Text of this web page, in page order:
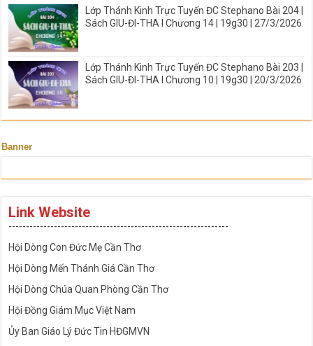
Lớp Thánh Kinh Trực Tuyến ĐC Stephano Bài 204 |
Sách GIU-ĐI-THA I Chương 14 | 19g30 | 27/3/2026
Lớp Thánh Kinh Trực Tuyến ĐC Stephano Bài 203 |
Sách GIU-ĐI-THA I Chương 10 | 19g30 | 20/3/2026
Banner
Link Website
---------------------------------------------------------------
Hội Dòng Con Đức Mẹ Cần Thơ
Hội Dòng Mến Thánh Giá Cần Thơ
Hội Dòng Chúa Quan Phòng Cần Thơ
Hội Đồng Giám Mục Việt Nam
Ủy Ban Giáo Lý Đức Tin HĐGMVN